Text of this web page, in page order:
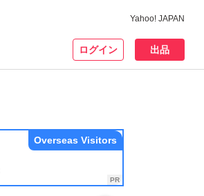
Yahoo! JAPAN
ログイン 出品
Overseas Visitors